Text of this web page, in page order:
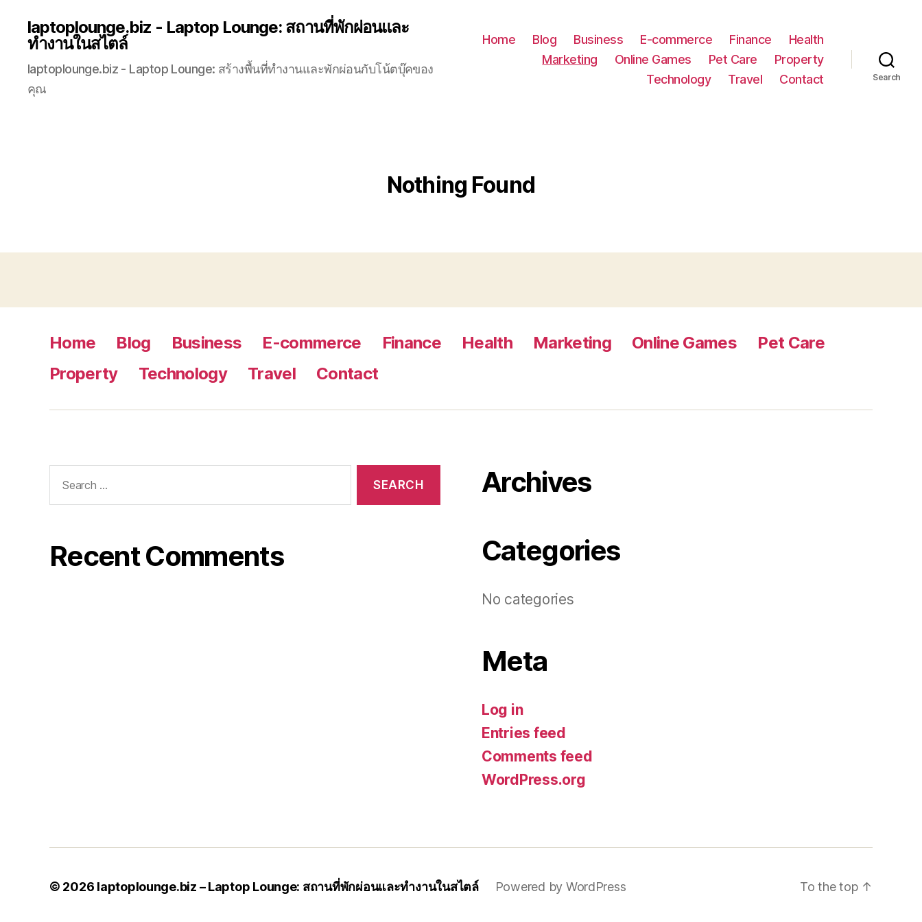
laptoplounge.biz - Laptop Lounge: สถานที่พักผ่อนและ
ทำงานในสไตล์
laptoplounge.biz - Laptop Lounge: สร้างพื้นที่ทำงานและพักผ่อนกับโน้ตบุ๊คของ
คุณ
Home Blog Business E-commerce Finance
Health
Marketing
Online Games Pet Care
Property
Technology
Travel Contact Search
Nothing Found
Home Blog Business E-commerce Finance Health Marketing Online Games
Pet Care
Property
Technology Travel Contact
for:
Recent Comments
Archives
Categories
No categories
Meta
Log in
Entries feed
Comments feed
WordPress.org
© 2026 laptoplounge.biz – Laptop Lounge: สถานที่พักผ่อนและทำงานในสไตล์ Powered by WordPress To the top ↑